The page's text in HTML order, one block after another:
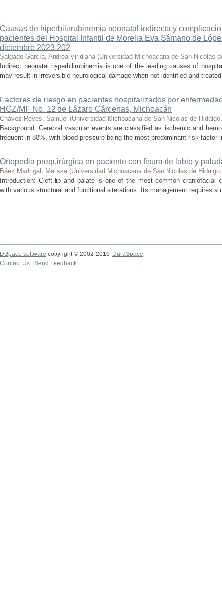
...
Causas de hiperbilirrubinemia neonatal indirecta y
pacientes del Hospital Infantil de Morelia Eva Sámano de
diciembre 2023-202
Salgado García, Andrea Viridiana (Universidad Michoacana de San Nicolas
Indirect neonatal hyperbilirubinemia is one of the leading causes of
may result in irreversible neurological damage when not identified and
Factores de riesgo en pacientes hospitalizados por
HGZ/MF No. 12 de Lázaro Cárdenas, Michoacán
Chávez Reyes, Samuel (Universidad Michoacana de San Nicolas de Hidalgo
Background: Cerebral vascular events are classified as ischemic and
frequent in 80%, with blood pressure being the most predominant risk factor
Ortopedia prequirúrgica en paciente con fisura de labio y
Báez Madrigal, Melissa (Universidad Michoacana de San Nicolas de Hidalgo
Introduction: Cleft lip and palate is one of the most common craniofacial
with various structural and functional alterations. Its management requires a
DSpace software copyright © 2002-2016
DuraSpace
Contact Us
Send Feedback